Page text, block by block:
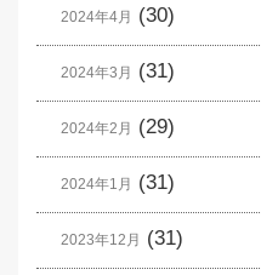
2024年4月 (30)
2024年3月 (31)
2024年2月 (29)
2024年1月 (31)
2023年12月 (31)